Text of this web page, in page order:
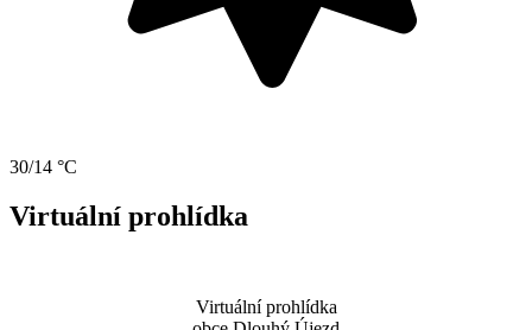
30/14 °C
Virtuální prohlídka
Virtuální prohlídka